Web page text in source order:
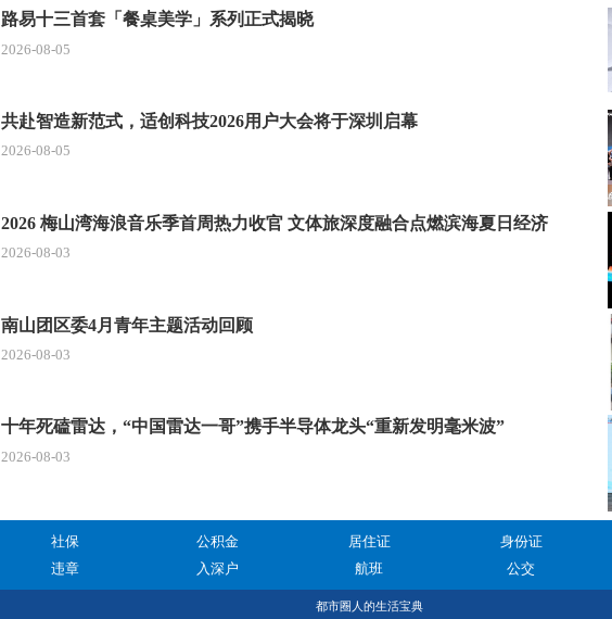
路易十三首套「餐桌美学」系列正式揭晓
2026-08-05
共赴智造新范式，适创科技2026用户大会将于深圳启幕
2026-08-05
2026 梅山湾海浪音乐季首周热力收官 文体旅深度融合点燃滨海夏日经济
2026-08-03
南山团区委4月青年主题活动回顾
2026-08-03
十年死磕雷达，“中国雷达一哥”携手半导体龙头“重新发明毫米波”
2026-08-03
社保 公积金 居住证
身份证
违章
入深户 航班 公交
都市圈人的生活宝典